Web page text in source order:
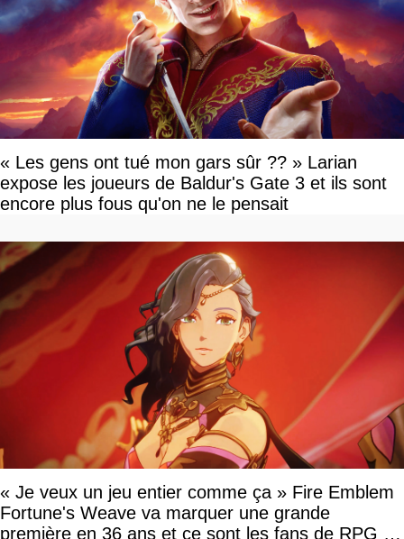
« Les gens ont tué mon gars sûr ?? » Larian
expose les joueurs de Baldur's Gate 3 et ils sont
encore plus fous qu'on ne le pensait
« Je veux un jeu entier comme ça » Fire Emblem
Fortune's Weave va marquer une grande
première en 36 ans et ce sont les fans de RPG en